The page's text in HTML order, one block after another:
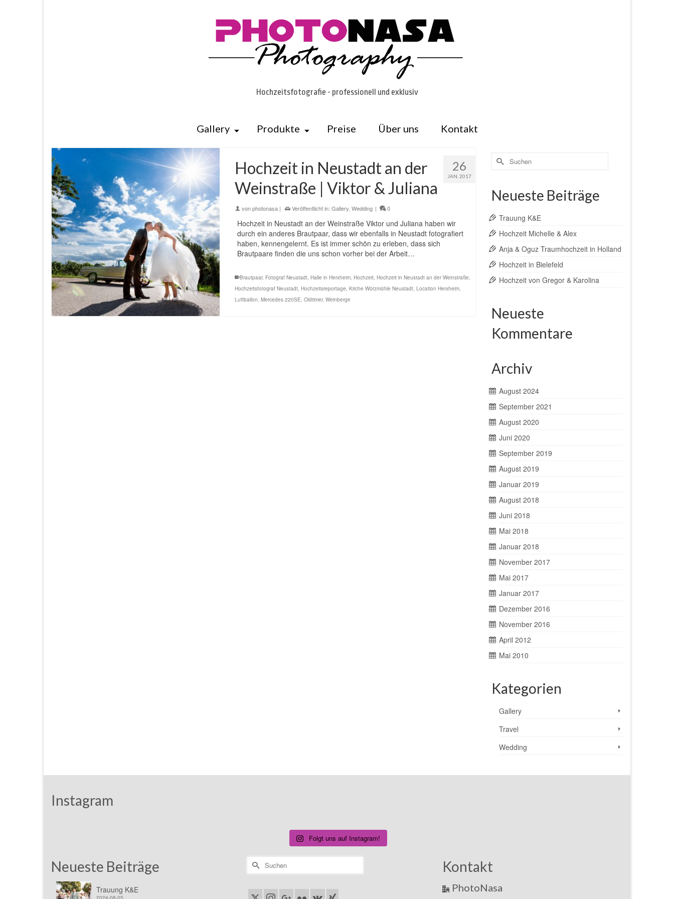
Hochzeitsfotografie - professionell und exklusiv
Gallery Produkte Preise Über uns Kontakt
26
JAN. 2017
Hochzeit in Neustadt an der
Weinstraße | Viktor & Juliana
vonphotonasa | Veröffentlicht in: Gallery, Wedding | 0
Hochzeit in Neustadt an der Weinstraße Viktor und Juliana haben wir
durch ein anderes Brautpaar, dass wir ebenfalls in Neustadt fotografiert
haben, kennengelernt. Es ist immer schön zu erleben, dass sich
Brautpaare finden die uns schon vorher bei der Arbeit…
Brautpaar, Fotograf Neustadt, Halle in Herxheim, Hochzeit, Hochzeit in Neustadt an der Weinstraße,
Hochzeitsfotograf Neustadt, Hochzeitsreportage, Kirche Würzmühle Neustadt, Location Herxheim,
Luftballon, Mercedes 220SE, Oldtimer, Weinberge
Suchen
nach:
Neueste Beiträge
Trauung K&E
Hochzeit Michelle & Alex
Anja & Oguz Traumhochzeit in Holland
Hochzeit in Bielefeld
Hochzeit von Gregor & Karolina
Neueste
Kommentare
Archiv
August 2024
September 2021
August 2020
Juni 2020
September 2019
August 2019
Januar 2019
August 2018
Juni 2018
Mai 2018
Januar 2018
November 2017
Mai 2017
Januar 2017
Dezember 2016
November 2016
April 2012
Mai 2010
Kategorien
Gallery
Travel
Wedding
Instagram
Folgt uns auf Instagram!
Neueste Beiträge
Trauung K&E
Suchen
nach:
Kontakt
PhotoNasa